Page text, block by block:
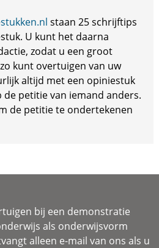
staan 25 schrijftips
U kunt het daarna
zodat u een groot
kunt overtuigen van uw
altijd met een opiniestuk
petitie van iemand anders.
de petitie te ondertekenen
bij een demonstratie
als onderwijsvorm
alleen e-mail van ons als u